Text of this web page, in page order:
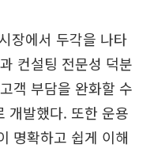
장에서 두각을 나타
컨설팅 전문성 덕분
객 부담을 완화할 수
개발했다. 또한 운용
명확하고 쉽게 이해